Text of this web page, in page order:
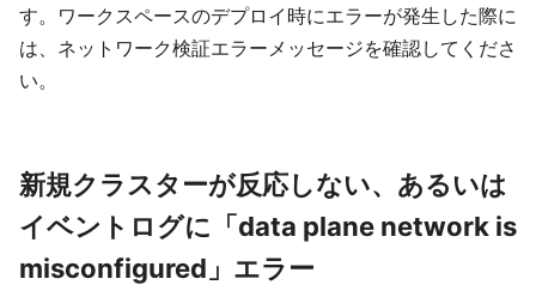
す。ワークスペースのデプロイ時にエラーが発生した際に
は、ネットワーク検証エラーメッセージを確認してくださ
い。
新規クラスターが反応しない、あるいは
イベントログに「data plane network is
misconfigured」エラー